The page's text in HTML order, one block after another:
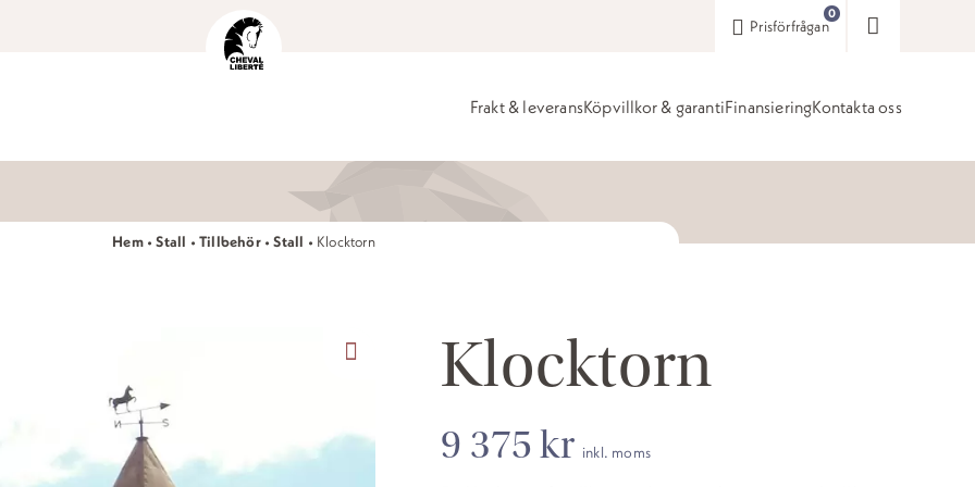
Prisförfrågan
0
Frakt & leveransKöpvillkor & garantiFinansieringKontakta oss
Hem•Stall • Tillbehör•Stall • Klocktorn
Klocktorn
9 375kr inkl. moms